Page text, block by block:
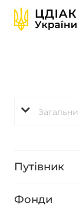
Путівник
Фонди